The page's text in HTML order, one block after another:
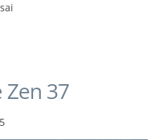
Zen 37